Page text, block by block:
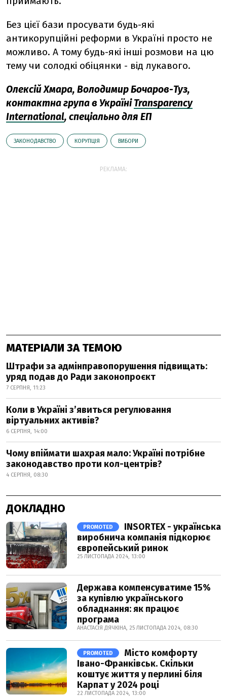
Без цієї бази просувати будь-які
антикорупційні реформи в Україні просто не
можливо. А тому будь-які інші розмови на цю
тему чи солодкі обіцянки - від лукавого.
Олексій Хмара, Володимир Бочаров-Туз,
контактна група в УкраїніTransparency
International, спеціально для ЕП
ЗАКОНОДАВСТВО КОРУПЦІЯ ВИБОРИ
РЕКЛАМА:
МАТЕРІАЛИ ЗА ТЕМОЮ
Штрафи за адмінправопорушення підвищать:
уряд подав до Ради законопроєкт
7 СЕРПНЯ, 11:23
Коли в Україні з’явиться регулювання
віртуальних активів?
6 СЕРПНЯ, 14:00
Чому впіймати шахрая мало: Україні потрібне
законодавство проти кол-центрів?
4 СЕРПНЯ, 08:30
ДОКЛАДНО
PROMOTED
INSORTEX - українська
виробнича компанія підкорює
європейський ринок
25 ЛИСТОПАДА 2024, 13:00
Держава компенсуватиме 15%
за купівлю українського
обладнання: як працює
програма
АНАСТАСІЯ ДЯЧКІНА, 25 ЛИСТОПАДА 2024, 08:30
PROMOTED
Місто комфорту
Івано-Франківськ. Скільки
коштує життя у перлині біля
Карпат у 2024 році
22 ЛИСТОПАДА 2024, 13:00